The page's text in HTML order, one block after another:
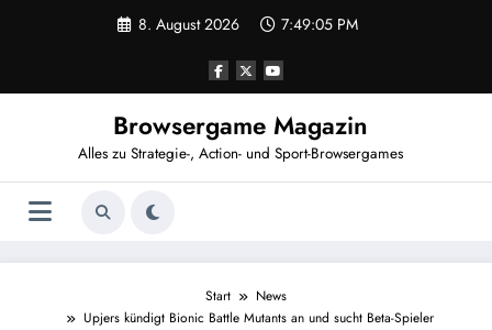
8. August 2026 7:49:06 PM
Browsergame Magazin
Alles zu Strategie-, Action- und Sport-Browsergames
Start
News
Upjers kündigt Bionic Battle Mutants an und sucht Beta-Spieler